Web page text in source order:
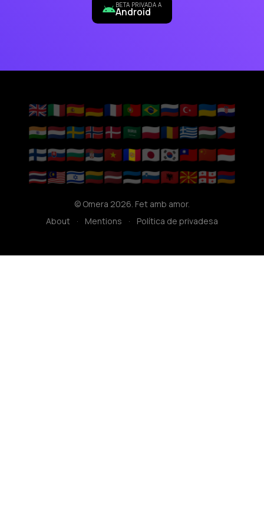
BETA PRIVADA A
Android
🇬🇧🇮🇹🇪🇸🇩🇪🇫🇷🇵🇹🇧🇷🇷🇺🇹🇷🇺🇦🇭🇷
🇮🇳🇳🇱🇸🇪🇳🇴🇩🇰🇸🇦🇵🇱🇷🇴🇬🇷🇭🇺🇨🇿
🇫🇮🇸🇰🇧🇬🇷🇸🇻🇳🇦🇩🇯🇵🇰🇷🇹🇼🇨🇳🇮🇩
🇹🇭🇲🇾🇮🇱🇱🇹🇱🇻🇪🇪🇸🇮🇦🇱🇲🇰🇬🇪🇦🇲
© Omera 2026. Fet amb amor.
About
· Mentions · Política de privadesa